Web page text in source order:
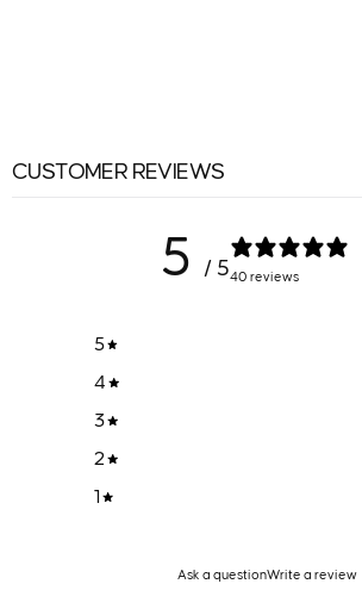
CUSTOMER REVIEWS
5 / 540 reviews
5
4
3
2
1
Ask a questionWrite a review